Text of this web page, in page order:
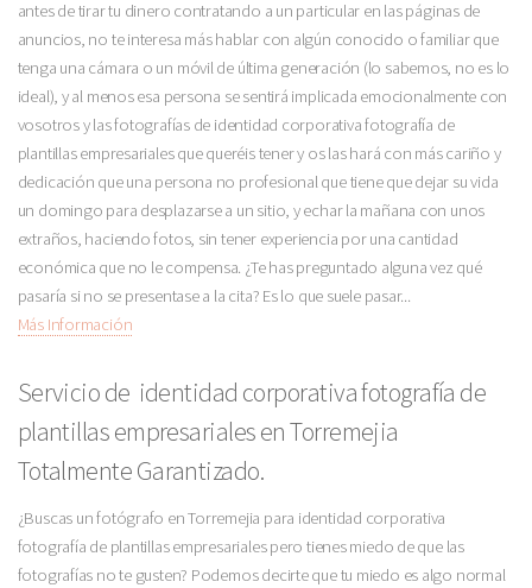
antes de tirar tu dinero contratando a un particular en las páginas de
anuncios, no te interesa más hablar con algún conocido o familiar que
tenga una cámara o un móvil de última generación (lo sabemos, no es lo
ideal), y al menos esa persona se sentirá implicada emocionalmente con
vosotros y las fotografías de identidad corporativa fotografía de
plantillas empresariales que queréis tener y os las hará con más cariño y
dedicación que una persona no profesional que tiene que dejar su vida
un domingo para desplazarse a un sitio, y echar la mañana con unos
extraños, haciendo fotos, sin tener experiencia por una cantidad
económica que no le compensa. ¿Te has preguntado alguna vez qué
pasaría si no se presentase a la cita? Es lo que suele pasar...
Más Información
Servicio de identidad corporativa fotografía de
plantillas empresariales en Torremejia
Totalmente Garantizado.
¿Buscas un fotógrafo en Torremejia para identidad corporativa
fotografía de plantillas empresariales pero tienes miedo de que las
fotografías no te gusten? Podemos decirte que tu miedo es algo normal